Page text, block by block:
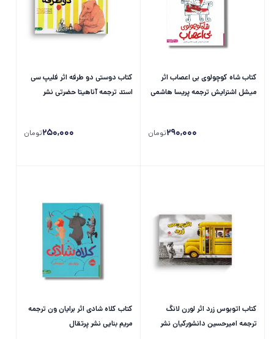
کتاب شاه کوچولوی بی اعصاب اثر
میشل اشترایش ترجمه پریسا هاشمی
290,000تومان
کتاب دوستی دو طرفه اثر فلیپ سی
استد ترجمه آناهیتا حضرتی نشر
250,000تومان
کتاب اتوبوس زرد اثر لورن لانگ
ترجمه امیرحسین دانشورکیان نشر
کتاب کلاه شادی اثر برایان ون ترجمه
مریم بنایی نشر پرتقال